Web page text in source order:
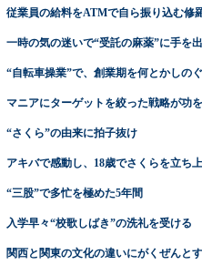
従業員の給料をATMで自ら振り込む修
一時の気の迷いで“受託の麻薬”に手を
“自転車操業”で、創業期を何とかしのぐ
マニアにターゲットを絞った戦略が功
“さくら”の由来に拍子抜け
アキバで感動し、18歳でさくらを立ち
“三股”で多忙を極めた5年間
入学早々“校歌しばき”の洗礼を受ける
関西と関東の文化の違いにがくぜんと